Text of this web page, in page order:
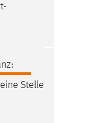
Stelle